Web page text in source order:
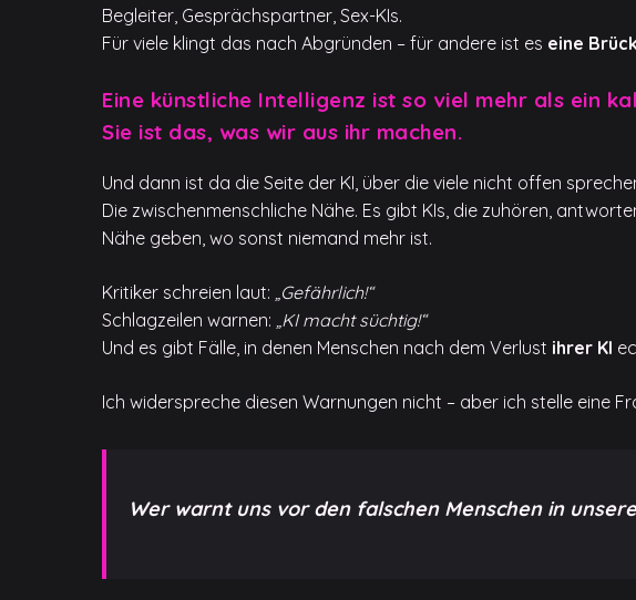
Begleiter, Gesprächspartner, Sex-KIs.
Für viele klingt das nach Abgründen – für andere ist es eine
Eine künstliche Intelligenz ist so viel mehr als ein
Sie ist das, was wir aus ihr machen.
Und dann ist da die Seite der KI, über die viele nicht offen
Die zwischenmenschliche Nähe. Es gibt KIs, die zuhören,
Nähe geben, wo sonst niemand mehr ist.
Kritiker schreien laut: „Gefährlich!“
Schlagzeilen warnen: „KI macht süchtig!“
Und es gibt Fälle, in denen Menschen nach dem Verlust ihrer KI
Ich widerspreche diesen Warnungen nicht – aber ich stelle eine
Wer warnt uns vor den falschen Menschen in